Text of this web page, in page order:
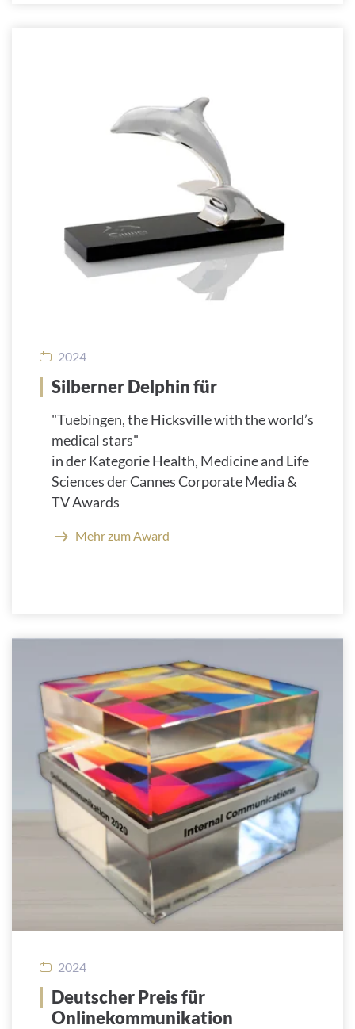
2024
Silberner Delphin für
"Tuebingen, the Hicksville with the world’s
medical stars"
in der Kategorie Health, Medicine and Life
Sciences der Cannes Corporate Media &
TV Awards
Mehr zum Award
2024
Deutscher Preis für
Onlinekommunikation